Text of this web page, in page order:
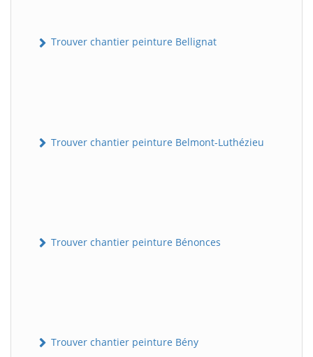
Trouver chantier peinture Bellignat
Trouver chantier peinture Belmont-Luthézieu
Trouver chantier peinture Bénonces
Trouver chantier peinture Bény